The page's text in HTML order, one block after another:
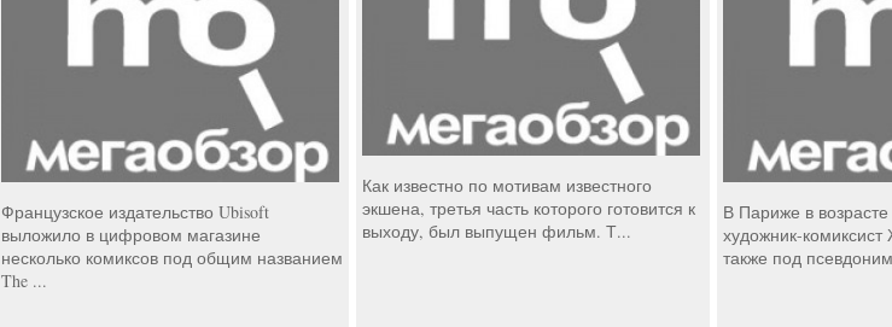
Французское издательство Ubisoft
выложило в цифровом магазине
несколько комиксов под общим названием
The ...
Как известно по мотивам известного
экшена, третья часть которого готовится к
выходу, был выпущен фильм. Т...
В Париже в возрасте
художник-
также под